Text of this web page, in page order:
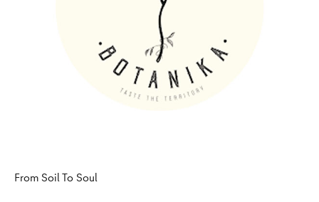
From Soil To Soul